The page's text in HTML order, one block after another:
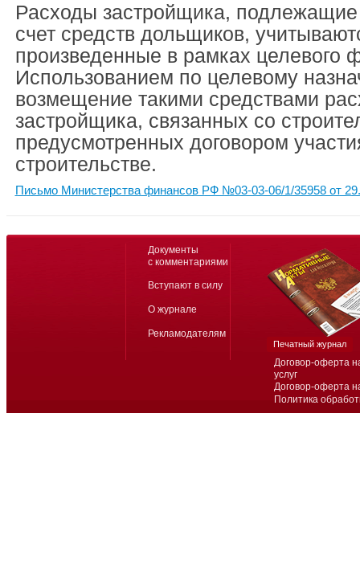
Расходы застройщика,
счет средств дольщиков,
произведенные в рамках целевого
Использованием по целевому
возмещение такими средствами
застройщика, связанных со
предусмотренных договором
строительстве.
Письмо Министерства финансов РФ №03-03-06/1/35958 от
Договор-оферта
услуг
Договор-оферта
Политика
Документы
с комментариями
Вступают в силу
О журнале
Рекламодателям
Печатный журнал